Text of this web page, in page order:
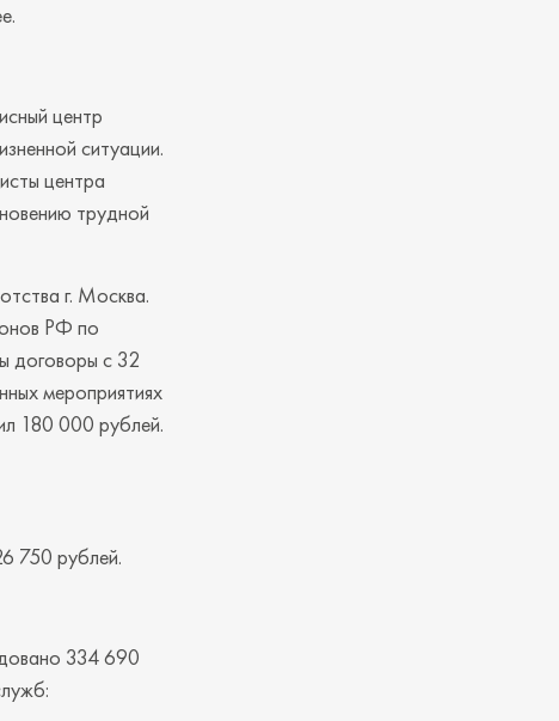
центр
ситуации.
центра
трудной
г. Москва.
РФ по
договоры с 32
мероприятиях
180 000 рублей.
750 рублей.
334 690